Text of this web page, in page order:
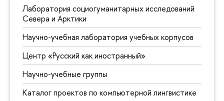
Лаборатория социогуманитарных исследований
Севера и Арктики
Научно-учебная лаборатория учебных корпусов
Центр «Русский как иностранный»
Научно-учебные группы
Каталог проектов по компьютерной лингвистике